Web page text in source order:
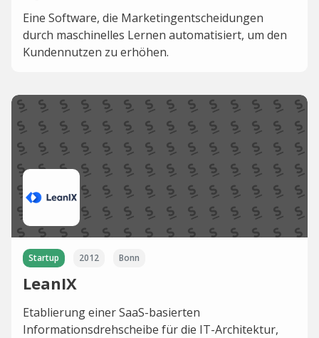
Eine Software, die Marketingentscheidungen
durch maschinelles Lernen automatisiert, um den
Kundennutzen zu erhöhen.
Startup 2012 Bonn
LeanIX
Etablierung einer SaaS-basierten
Informationsdrehscheibe für die IT-Architektur,